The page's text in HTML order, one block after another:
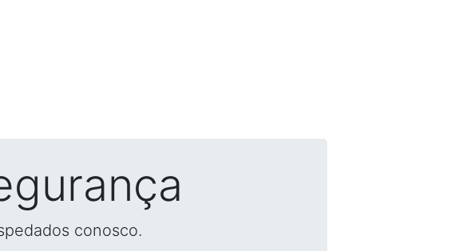
conosco.